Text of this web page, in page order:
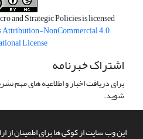
این وب سایت از کوکی ها برای اطمینان از
and Strategic Policies is licensed
Attribution-NonCommercial 4.0
License
اشتراک خبرنامه
برای دریافت اخبار و اطلاعیه های مهم
شوید.